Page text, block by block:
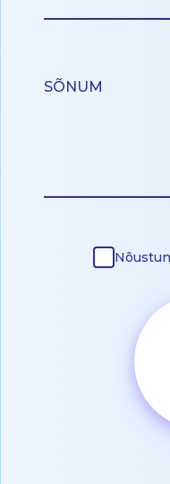
Nõustun